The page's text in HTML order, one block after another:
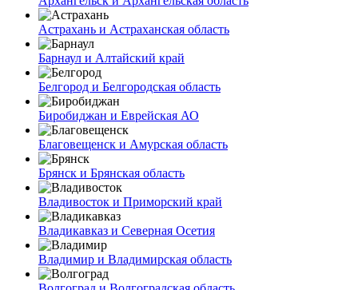
Астрахань и Астраханская область
Барнаул и Алтайский край
Белгород и Белгородская область
Биробиджан и Еврейская АО
Благовещенск и Амурская область
Брянск и Брянская область
Владивосток и Приморский край
Владикавказ и Северная Осетия
Владимир и Владимирская область